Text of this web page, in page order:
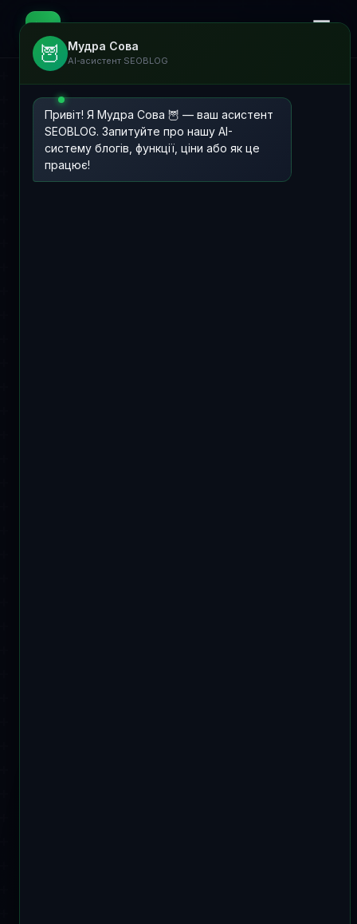
📊 SEOBLOG ☰
🦉 Мудра Сова
AI-асистент SEOBLOG
Привіт! Я Мудра Сова 🦉 — ваш асистент
SEOBLOG. Запитуйте про нашу AI-
систему блогів, функції, ціни або як це
працює!